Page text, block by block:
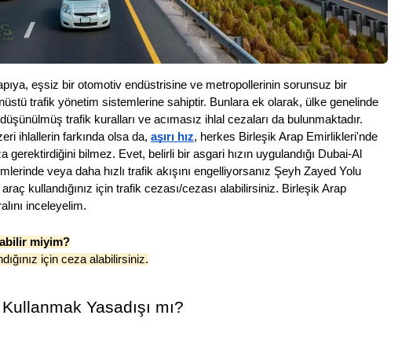
eşsiz bir otomotiv endüstrisine ve metropollerinin sorunsuz bir
trafik yönetim sistemlerine sahiptir. Bunlara ek olarak, ülke genelinde
trafik kuralları ve acımasız ihlal cezaları da bulunmaktadır.
ihlallerin farkında olsa da, aşırı hız, herkes Birleşik Arap Emirlikleri'nde
bilmez. Evet, belirli bir asgari hızın uygulandığı Dubai-Al
veya daha hızlı trafik akışını engelliyorsanız Şeyh Zayed Yolu
kullandığınız için trafik cezası/cezası alabilirsiniz. Birleşik Arap
inceleyelim.
miyim?
için ceza alabilirsiniz.
Yasadışı mı?